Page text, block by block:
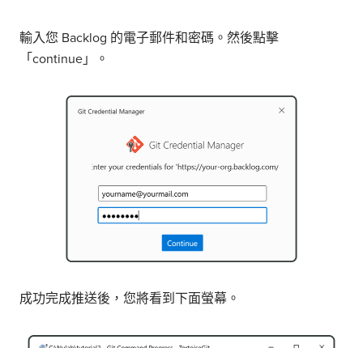
輸入您 Backlog 的電子郵件和密碼。然後點擊
「continue」。
成功完成推送後，您將看到下面螢幕。